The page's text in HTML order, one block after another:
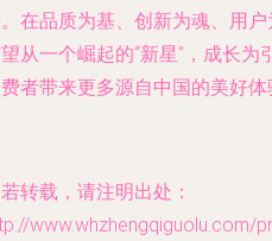
在品质为基、创新为魂、用
从一个崛起的“新星”，成长
者带来更多源自中国的美好体
转载，请注明出处：
www.whzhengqiguolu.com/